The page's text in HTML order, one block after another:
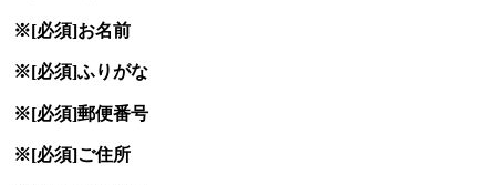
※[必須]お名前
※[必須]ふりがな
※[必須]郵便番号
※[必須]ご住所